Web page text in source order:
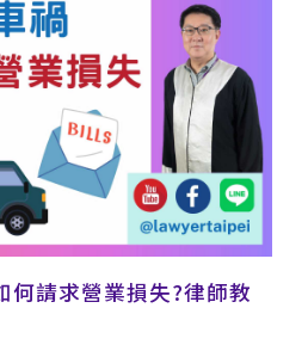
何請求營業損失?律師教